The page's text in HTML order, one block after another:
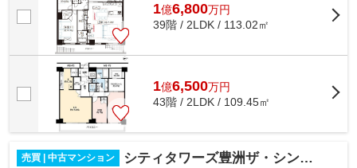
1億6,800万円
39階 / 2LDK / 113.02㎡
1億6,500万円
43階 / 2LDK / 109.45㎡
売買 | 中古マンション シティタワーズ豊洲ザ・シンボル